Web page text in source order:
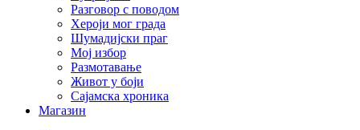
Разговор с поводом
Хероји мог града
Шумадијски праг
Мој избор
Размотавање
Живот у боји
Сајамска хроника
Магазин